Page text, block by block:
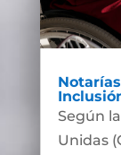
Según
Unidas